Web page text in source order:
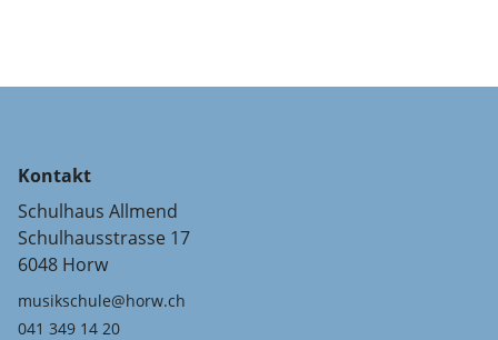
Kontakt
Schulhaus Allmend
Schulhausstrasse 17
6048 Horw
musikschule@horw.ch
041 349 14 20